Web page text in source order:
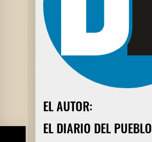
EL AUTOR:
EL DIARIO DEL PUEBLO